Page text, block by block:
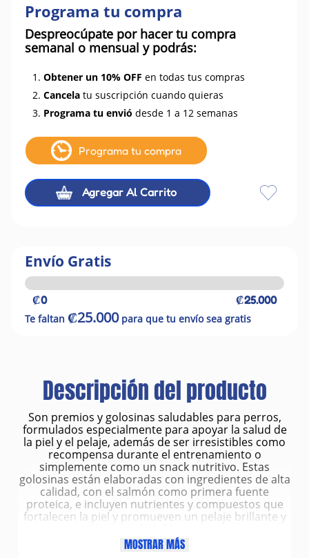
Programa tu compra
Despreocúpate por hacer tu compra
semanal o mensual y podrás:
1. Obtener un 10% OFF en todas tus compras
2. Cancela tu suscripción cuando quieras
3. Programa tu envió desde 1 a 12 semanas
Programa tu compra
Agregar Al Carrito
Envío Gratis
₡0 ₡25.000
Te faltan ₡25.000para que tu envío sea gratis
Descripción del producto
Son premios y golosinas saludables para perros,
formulados especialmente para apoyar la salud de
la piel y el pelaje, además de ser irresistibles como
recompensa durante el entrenamiento o
simplemente como un snack nutritivo. Estas
golosinas están elaboradas con ingredientes de alta
calidad, con el salmón como primera fuente
proteica, e incluyen nutrientes y compuestos que
fortalecen la piel y promueven un pelaje brillante y
Características del producto
Tipo de producto: Golosinas/treats para perros.
MOSTRAR MÁS